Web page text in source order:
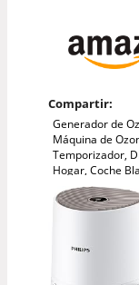
Compartir:
Generador de
Máquina de
Temporizador,
Hogar, Coche